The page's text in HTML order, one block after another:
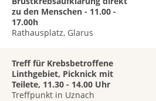
zu den Menschen - 11.00 -
17.00h
Rathausplatz, Glarus
Treff für Krebsbetroffene
Linthgebiet, Picknick mit
Teilete, 11.30 - 14.00 Uhr
Treffpunkt in Uznach